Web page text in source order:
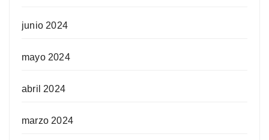
junio 2024
mayo 2024
abril 2024
marzo 2024